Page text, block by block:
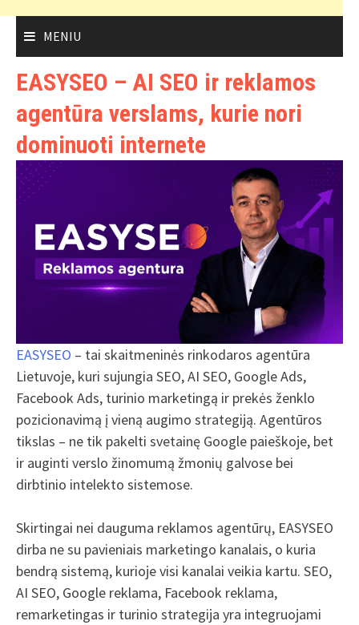
MENIU
EASYSEO – AI SEO ir reklamos
agentūra verslams, kurie nori
dominuoti internete
EASYSEO – tai skaitmeninės rinkodaros agentūra
Lietuvoje, kuri sujungia SEO, AI SEO, Google Ads,
Facebook Ads, turinio marketingą ir prekės ženklo
pozicionavimą į vieną augimo strategiją. Agentūros
tikslas – ne tik pakelti svetainę Google paieškoje, bet
ir auginti verslo žinomumą žmonių galvose bei
dirbtinio intelekto sistemose.
Skirtingai nei dauguma reklamos agentūrų, EASYSEO
dirba ne su pavieniais marketingo kanalais, o kuria
bendrą sistemą, kurioje visi kanalai veikia kartu. SEO,
AI SEO, Google reklama, Facebook reklama,
remarketingas ir turinio strategija yra integruojami